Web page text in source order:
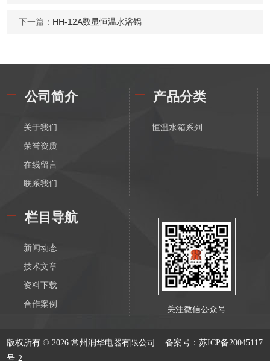
下一篇： HH-12A数显恒温水浴锅
公司简介
关于我们
荣誉资质
在线留言
联系我们
产品分类
恒温水箱系列
栏目导航
新闻动态
技术文章
资料下载
合作案例
关注微信公众号
版权所有 © 2026 常州润华电器有限公司备案号：苏ICP备20045117
号-2